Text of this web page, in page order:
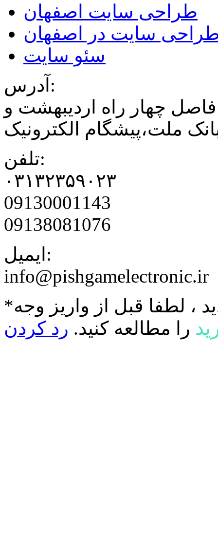
طراحی سایت اصفهان
سایت در اصفهان
سئو سایت
آدرس:
چهار راه اردیبهشت و
ملت،پیشگام الکترونیک
تلفن:
۰۳۱۳۲۳۵۹۰۲۳
09130001143
09138081076
ایمیل:
info@pishgamelectronic.ir
، لطفا قبل از واریز وجه
را مطالعه کنید. رد کردن